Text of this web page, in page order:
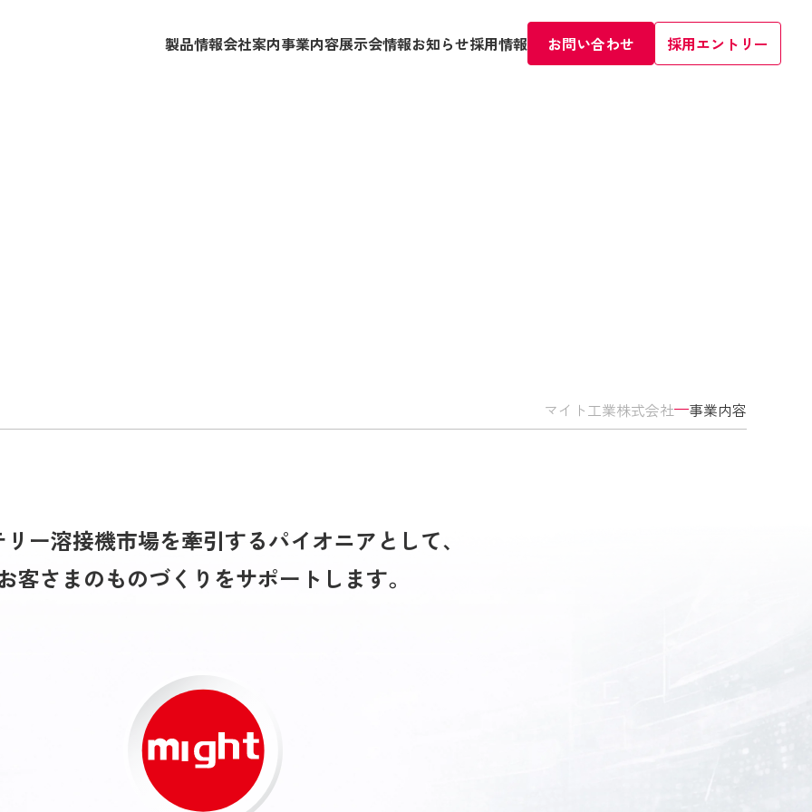
製品情報会社案内事業内容展示会情報お知らせ採用情報 お問い合わせ 採用エントリー
マイト工業株式会社 事業内容
ー溶接機市場を牽引するパイオニアとして、
客さまのものづくりをサポートします。